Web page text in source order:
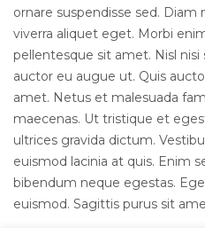
ornare suspendisse sed.
viverra aliquet eget. Morbi
pellentesque sit amet. Nisl
auctor eu augue ut. Quis
amet. Netus et malesuada
maecenas. Ut tristique et
ultrices gravida dictum.
euismod lacinia at quis. Enim
bibendum neque egestas.
euismod. Sagittis purus sit